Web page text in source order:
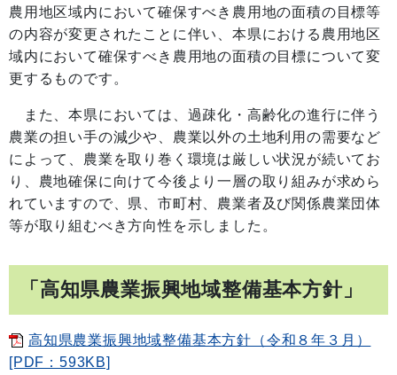
農用地区域内において確保すべき農用地の面積の目標等
の内容が変更されたことに伴い、本県における農用地区
域内において確保すべき農用地の面積の目標について変
更するものです。
また、本県においては、過疎化・高齢化の進行に伴う
農業の担い手の減少や、農業以外の土地利用の需要など
によって、農業を取り巻く環境は厳しい状況が続いてお
り、農地確保に向けて今後より一層の取り組みが求めら
れていますので、県、市町村、農業者及び関係農業団体
等が取り組むべき方向性を示しました。
「高知県農業振興地域整備基本方針」
高知県農業振興地域整備基本方針（令和８年３月）
[PDF：593KB]